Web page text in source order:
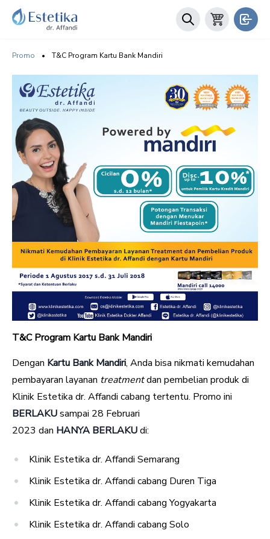
Promo • T&C Program Kartu Bank Mandiri
T&C Program Kartu Bank Mandiri
Dengan Kartu Bank Mandiri, Anda bisa nikmati kemudahan
pembayaran layanan treatmentdan pembelian produk di
Klinik Estetika dr. Affandi cabang tertentu. Promo ini
BERLAKUsampai 28 Februari
2023 dan HANYA BERLAKUdi:
Klinik Estetika dr. Affandi Semarang
Klinik Estetika dr. Affandi cabang Duren Tiga
Klinik Estetika dr. Affandi cabang Yogyakarta
Klinik Estetika dr. Affandi cabang Solo